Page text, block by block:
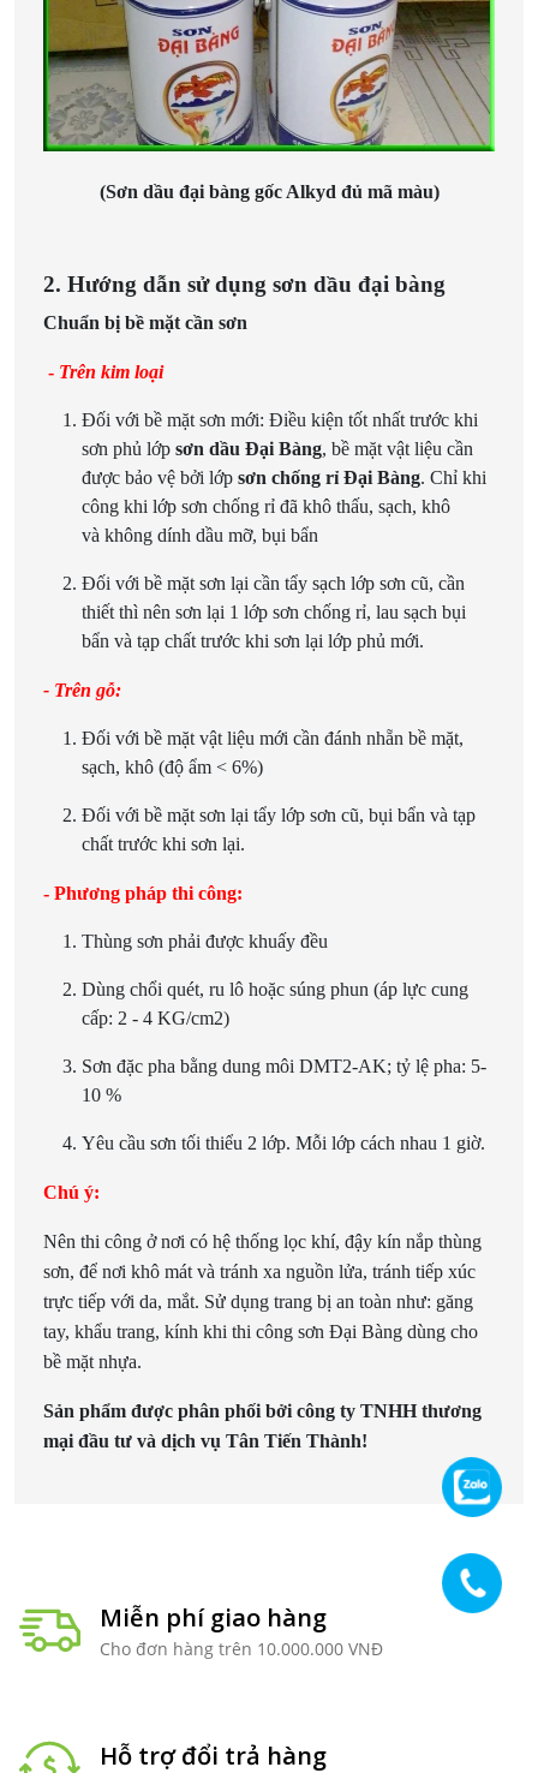
(Sơn dầu đại bàng gốc Alkyd đủ mã màu)
2. Hướng dẫn sử dụng sơn dầu đại bàng
Chuẩn bị bề mặt cần sơn
- Trên kim loại
Đối với bề mặt sơn mới: Điều kiện tốt nhất trước khi
sơn phủ lớp sơn dầu Đại Bàng, bề mặt vật liệu cần
được bảo vệ bởi lớp sơn chống rỉ Đại Bàng. Chỉ khi
công khi lớp sơn chống rỉ đã khô thấu, sạch, khô
và không dính dầu mỡ, bụi bẩn
Đối với bề mặt sơn lại cần tẩy sạch lớp sơn cũ, cần
thiết thì nên sơn lại 1 lớp sơn chống rỉ, lau sạch bụi
bẩn và tạp chất trước khi sơn lại lớp phủ mới.
- Trên gỗ:
Đối với bề mặt vật liệu mới cần đánh nhẵn bề mặt,
sạch, khô (độ ẩm < 6%)
Đối với bề mặt sơn lại tẩy lớp sơn cũ, bụi bẩn và tạp
chất trước khi sơn lại.
- Phương pháp thi công:
Thùng sơn phải được khuấy đều
Dùng chổi quét, ru lô hoặc súng phun (áp lực cung
cấp: 2 - 4 KG/cm2)
Sơn đặc pha bằng dung môi DMT2-AK; tỷ lệ pha: 5-
10 %
Yêu cầu sơn tối thiểu 2 lớp. Mỗi lớp cách nhau 1 giờ.
Chú ý:
Nên thi công ở nơi có hệ thống lọc khí, đậy kín nắp thùng
sơn, để nơi khô mát và tránh xa nguồn lửa, tránh tiếp xúc
trực tiếp với da, mắt. Sử dụng trang bị an toàn như: găng
tay, khẩu trang, kính khi thi công sơn Đại Bàng dùng cho
bề mặt nhựa.
Sản phẩm được phân phối bởi công ty TNHH thương
mại đầu tư và dịch vụ Tân Tiến Thành!
Miễn phí giao hàng
Cho đơn hàng trên 10.000.000 VNĐ
Hỗ trợ đổi trả hàng